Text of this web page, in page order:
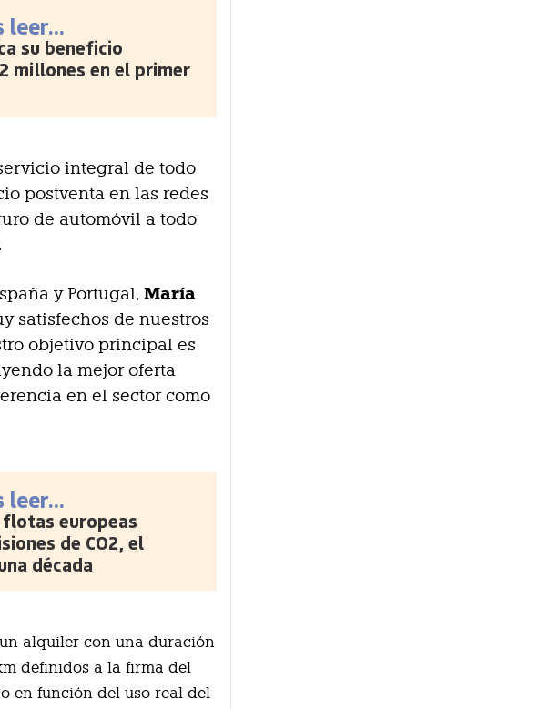
leer...
su beneficio
millones en el primer
integral de todo
postventa en las redes
de automóvil a todo
y Portugal,María
satisfechos de nuestros
objetivo principal es
la mejor oferta
en el sector como
leer...
europeas
de CO2, el
década
alquiler con una duración
definidos a la firma del
en función del uso real del